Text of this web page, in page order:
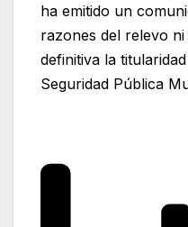
ha emitido un
razones del relevo
definitiva la
Seguridad Pública